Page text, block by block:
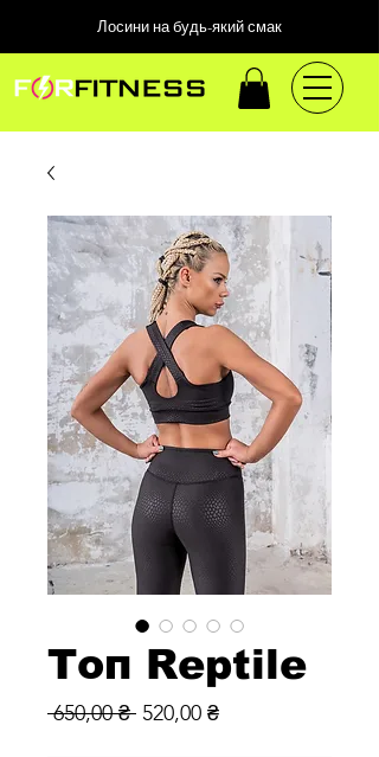
Лосини на будь-який смак
Топ Reptile
650,00 ₴ Звичайна
520,00 ₴За